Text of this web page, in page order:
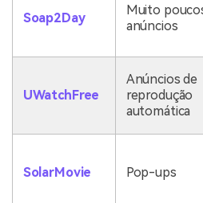
Soap2Day
Muito
anúncios
UWatchFree
Anúncios de
reprodução
automática
SolarMovie Pop-ups